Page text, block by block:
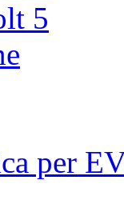
5
per